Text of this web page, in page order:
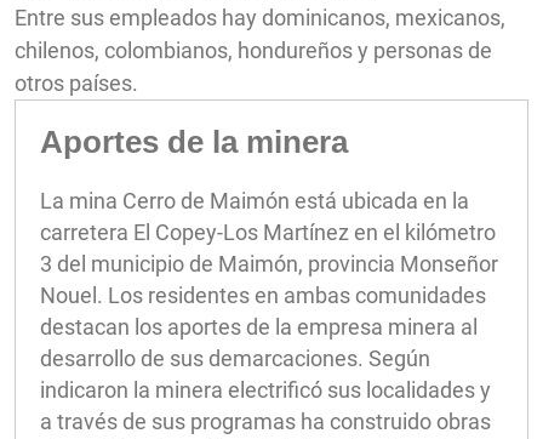
Entre sus empleados hay dominicanos, mexicanos,
chilenos, colombianos, hondureños y personas de
otros países.
Aportes de la minera
La mina Cerro de Maimón está ubicada en la
carretera El Copey-Los Martínez en el kilómetro
3 del municipio de Maimón, provincia Monseñor
Nouel. Los residentes en ambas comunidades
destacan los aportes de la empresa minera al
desarrollo de sus demarcaciones. Según
indicaron la minera electrificó sus localidades y
a través de sus programas ha construido obras